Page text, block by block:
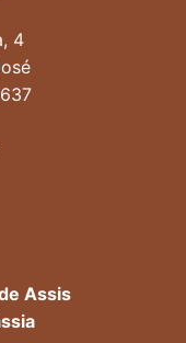
4
Assis